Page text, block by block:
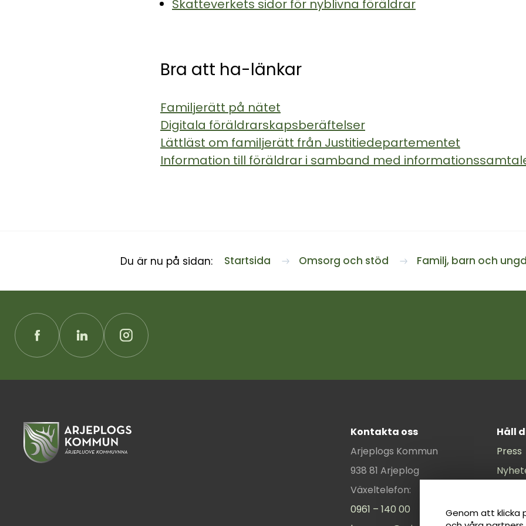
Genom att klicka
Skatteverkets sidor för nyblivna föräldrar
Bra att ha-länkar
Familjerätt på nätet
Digitala föräldrarskapsberäftelser
Lättläst om familjerätt från Justitiedepartementet
Information till föräldrar i samband med
Du är nu på sidan: Startsida Omsorg och stöd Familj, barn och
Kontakta oss
Arjeplogs Kommun
938 81 Arjeplog
Växeltelefon:
0961 – 140 00
Håll
Press